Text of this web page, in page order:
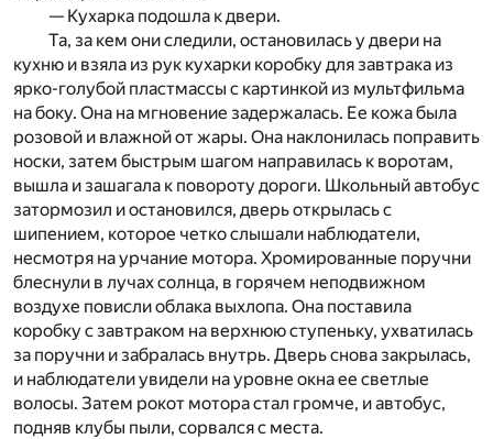
— Кухарка подошла к двери.
Та, за кем они следили, остановилась у двери на
кухню и взяла из рук кухарки коробку для завтрака из
ярко-голубой пластмассы с картинкой из мультфильма
на боку. Она на мгновение задержалась. Ее кожа была
розовой и влажной от жары. Она наклонилась поправить
носки, затем быстрым шагом направилась к воротам,
вышла и зашагала к повороту дороги. Школьный автобус
затормозил и остановился, дверь открылась с
шипением, которое четко слышали наблюдатели,
несмотря на урчание мотора. Хромированные поручни
блеснули в лучах солнца, в горячем неподвижном
воздухе повисли облака выхлопа. Она поставила
коробку с завтраком на верхнюю ступеньку, ухватилась
за поручни и забралась внутрь. Дверь снова закрылась,
и наблюдатели увидели на уровне окна ее светлые
волосы. Затем рокот мотора стал громче, и автобус,
подняв клубы пыли, сорвался с места.